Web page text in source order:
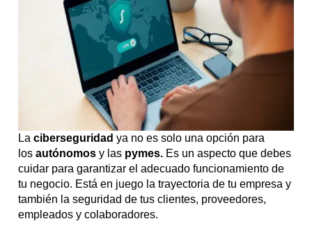
Laciberseguridadya no es solo una opción para
losautónomosy las pymes. Es un aspecto que debes
cuidar para garantizar el adecuado funcionamiento de
tu negocio. Está en juego la trayectoria de tu empresa y
también la seguridad de tus clientes, proveedores,
empleados y colaboradores.